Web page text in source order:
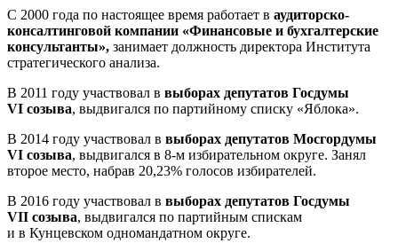
С 2000 года по настоящее время работает в аудиторско-
консалтинговой компании «Финансовые и бухгалтерские
консультанты», занимает должность директора Института
стратегического анализа.
В 2011 году участвовал в выборах депутатов Госдумы
VI созыва, выдвигался по партийному списку «Яблока».
В 2014 году участвовал в выборах депутатов Мосгордумы
VI созыва, выдвигался в 8-м избирательном округе. Занял
второе место, набрав 20,23% голосов избирателей.
В 2016 году участвовал в выборах депутатов Госдумы
VII созыва, выдвигался по партийным спискам
и в Кунцевском одномандатном округе.